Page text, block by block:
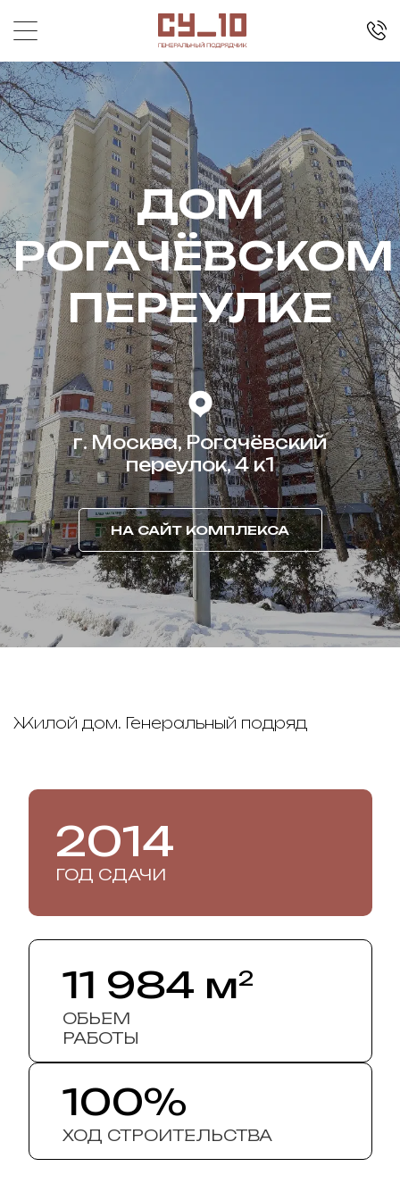
ДОМ
РОГАЧЁВСКОМ
ПЕРЕУЛКЕ
г. Москва, Рогачёвский
переулок, 4 к1
НА САЙТ КОМПЛЕКСА
Жилой дом. Генеральный подряд
2014
ГОД СДАЧИ
11 984 м2
ОБЬЕМ
РАБОТЫ
100%
ХОД СТРОИТЕЛЬСТВА